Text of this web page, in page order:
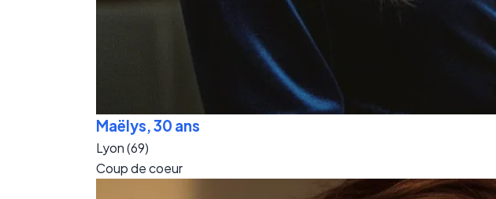
Maëlys, 30 ans
Lyon (69)
Coup de coeur